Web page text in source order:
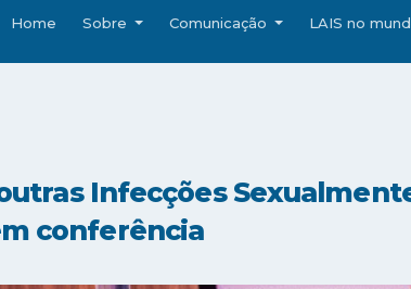
Home Sobre Comunicação LAIS no
Infecções
conferência